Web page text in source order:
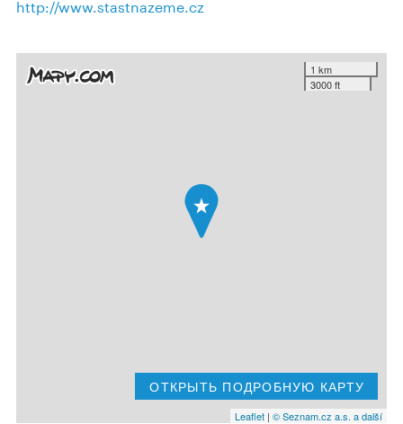
http://www.stastnazeme.cz
1 km
3000 ft
ОТКРЫТЬ ПОДРОБНУЮ КАРТУ
Leaflet | © Seznam.cz a.s. a další